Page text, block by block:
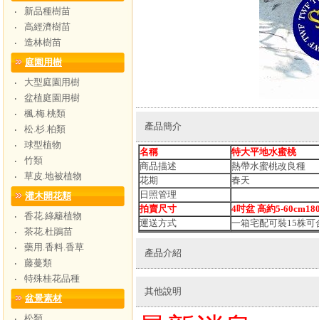
‧
新品種樹苗
‧
高經濟樹苗
‧
造林樹苗
庭園用樹
‧
大型庭園用樹
‧
盆植庭園用樹
‧
楓.梅.桃類
‧
松.杉.柏類
‧
球型植物
‧
竹類
‧
草皮.地被植物
灌木開花類
‧
香花.綠籬植物
‧
茶花.杜鵑苗
‧
藥用.香料.香草
‧
藤蔓類
‧
特殊桂花品種
盆景素材
產品簡介
名稱
特大平地水蜜桃
商品描述
熱帶水蜜桃改良種
花期
春天
日照管理
拍賣尺寸
4吋盆 高約5-
運送方式
一箱宅配可裝15株
產品介紹
其他說明